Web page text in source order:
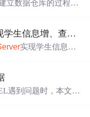
立数据仓库的过程，
调整、角色分配等。
中的作用和数据仓库
生信息增、查、改、删
实现学生信息
增、查、改、删操
遇到问题时，本文介